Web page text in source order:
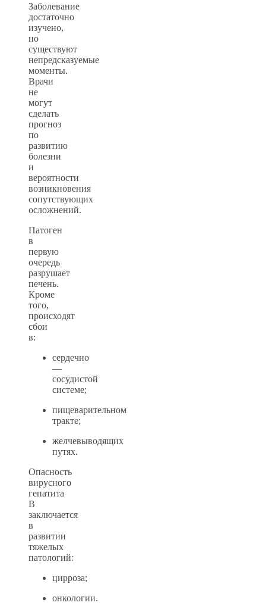
Заболевание
достаточно
изучено,
но
существуют
непредсказуемые
моменты.
Врачи
не
могут
сделать
прогноз
по
развитию
болезни
и
вероятности
возникновения
сопутствующих
осложнений.
Патоген
в
первую
очередь
разрушает
печень.
Кроме
того,
происходят
сбои
в:
сердечно
—
сосудистой
системе;
пищеварительном
тракте;
желчевыводящих
путях.
Опасность
вирусного
гепатита
В
заключается
в
развитии
тяжелых
патологий:
цирроза;
онкологии.